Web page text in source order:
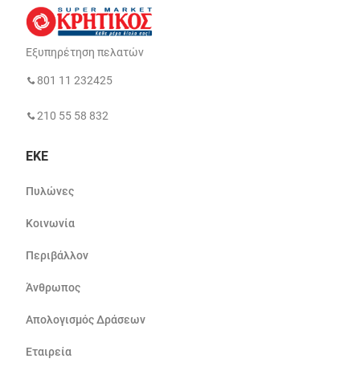
Εξυπηρέτηση πελατών
801 11 232425
210 55 58 832
ΕΚΕ
Πυλώνες
Κοινωνία
Περιβάλλον
Άνθρωπος
Απολογισμός Δράσεων
Εταιρεία